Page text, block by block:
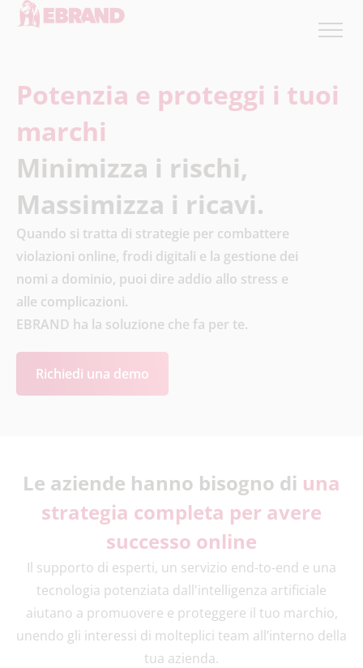
Potenzia e proteggi i tuoi
marchi
Minimizza i rischi,
Massimizza i ricavi.
Quando si tratta di strategie per combattere
violazioni online, frodi digitali e la gestione dei
nomi a dominio, puoi dire addio allo stress e
alle complicazioni.
EBRAND ha la soluzione che fa per te.
Richiedi una demo
Le aziende hanno bisogno di una
strategia completa per avere
successo online
Il supporto di esperti, un servizio end-to-end e una
tecnologia potenziata dall'intelligenza artificiale
aiutano a promuovere e proteggere il tuo marchio,
unendo gli interessi di molteplici team all’interno della
tua azienda.